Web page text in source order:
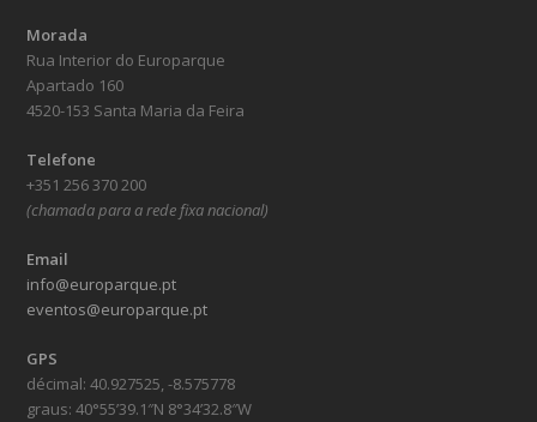
Morada
Rua Interior do Europarque
Apartado 160
4520-153 Santa Maria da Feira
Telefone
+351 256 370 200
(chamada para a rede fixa nacional)
Email
info@europarque.pt
eventos@europarque.pt
GPS
décimal: 40.927525, -8.575778
graus: 40°55’39.1″N 8°34’32.8″W